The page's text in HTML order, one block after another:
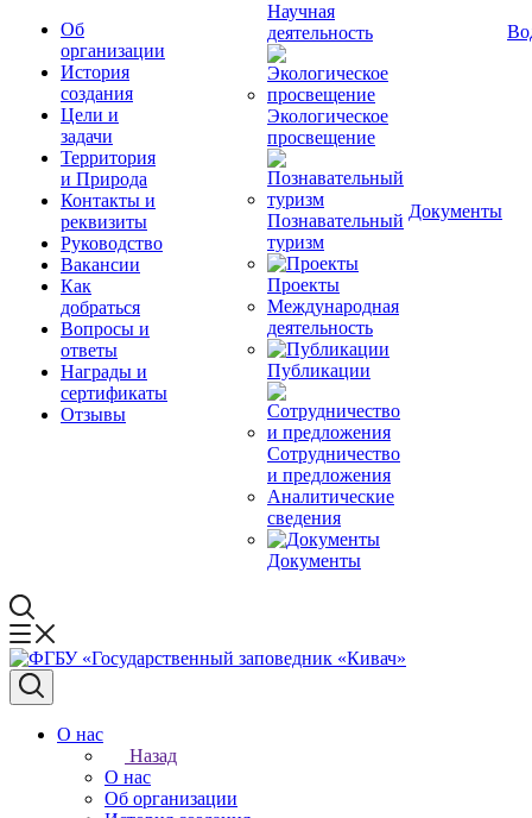
Об
организации
История
создания
Цели и
задачи
Территория
и Природа
Контакты и
реквизиты
Руководство
Вакансии
Как
добраться
Вопросы и
ответы
Награды и
сертификаты
Отзывы
Научная
деятельность
Экологическое
просвещение
Познавательный
туризм
Проекты
Международная
деятельность
Публикации
Сотрудничество
и предложения
Аналитические
сведения
Документы
Документы
О нас
Назад
О нас
Об организации